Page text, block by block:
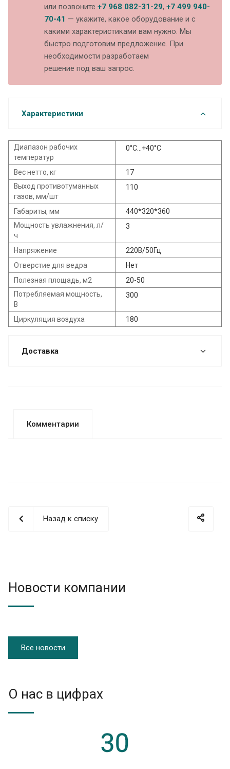
или позвоните +7 968 082-31-29, +7 499 940-
70-41 — укажите, какое оборудование и с
какими характеристиками вам нужно. Мы
быстро подготовим предложение. При
необходимости разработаем
решение под ваш запрос.
Характеристики
Диапазон рабочих
температур
0°C...+40°C
Вес нетто, кг
17
Выход противотуманных
газов, мм/шт
110
Габариты, мм
440*320*360
Мощность увлажнения, л/
ч
3
Напряжение
220В/50Гц
Отверстие для ведра
Нет
Полезная площадь, м2
20-50
Потребляемая мощность,
В
300
Циркуляция воздуха 180
Доставка
Комментарии
Назад к списку
Новости компании
Все новости
О нас в цифрах